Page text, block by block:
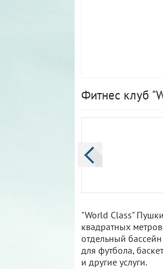
Фитнес клуб
"World Class"
квадратных
отдельный
для футбола,
и другие услуги.